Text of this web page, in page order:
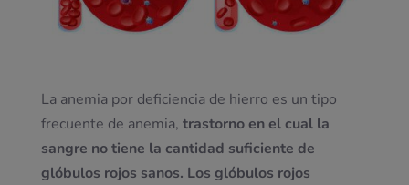
La anemia por deficiencia de hierro es un tipo
frecuente de anemia, trastorno en el cual la
sangre no tiene la cantidad suficiente de
glóbulos rojos sanos. Los glóbulos rojos